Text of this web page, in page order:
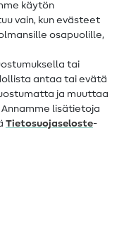
käytön
vain, kun evästeet
osapuolille,
tai
antaa tai evätä
ja muuttaa
lisätietoja
Tietosuojaseloste-